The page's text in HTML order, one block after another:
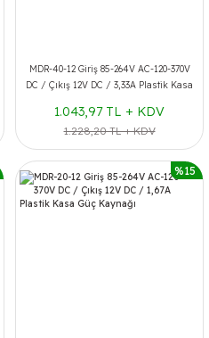
MDR-40-12 Giriş 85-264V AC-120-370V
DC / Çıkış 12V DC / 3,33A Plastik Kasa
1.043,97 TL + KDV
1.228,20 TL + KDV
%15